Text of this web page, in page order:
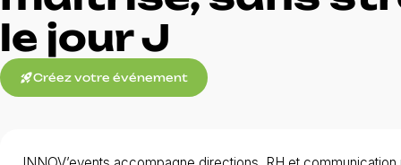
le jour J
rocket_launchCréez votre événement